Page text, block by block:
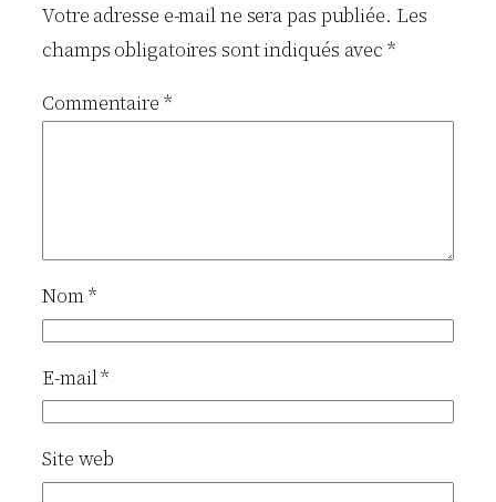
Votre adresse e-mail ne sera pas publiée. Les
champs obligatoires sont indiqués avec*
Commentaire *
Nom*
E-mail*
Site web